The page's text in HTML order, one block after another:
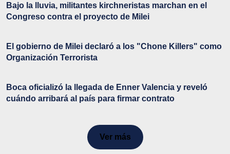
Bajo la lluvia, militantes kirchneristas marchan en el
Congreso contra el proyecto de Milei
El gobierno de Milei declaró a los "Chone Killers" como
Organización Terrorista
Boca oficializó la llegada de Enner Valencia y reveló
cuándo arribará al país para firmar contrato
Ver más